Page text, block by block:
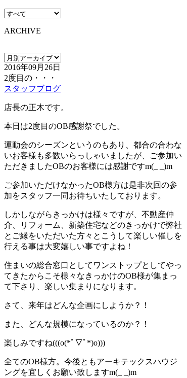
ARCHIVE
2016年09月26日
2度目の・・・
スタッフブログ
店長の正木です。
本日は2度目のOB感謝祭でした。
運動会のシーズンというのもあり、都合の合わな
いお客様も多数いらっしゃいましたが、ご参加い
ただきましたOBのお客様には感謝ですm(_ _)m
ご参加いただけなかったOB様方は是非次回の参
加をスタッフ一同お待ちいたしております。
しかしながらきっかけは様々ですが、不動産仲
介、リフォーム、新築住宅などのきっかけで弊社
とご縁をいただいた方々とこうして楽しい催しを
行える事は大変嬉しい事ですよね！
住まいの総合窓口としてワンストップとしてやっ
てきたからこそ様々なきっかけのOB様が集まっ
て下さり、楽しい集まりになります。
さて、来年はどんな企画にしようか？！
また、どんな規模になっているのか？！
楽しみですね(((o(*ﾟ▽ﾟ*)o)))
全てのOB様方。今後ともアーキテックスハウジ
ングを宜しくお願い致しますm(_ _)m